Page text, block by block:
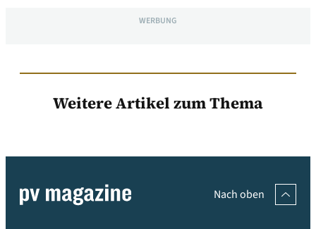
WERBUNG
Weitere Artikel zum Thema
Nach oben